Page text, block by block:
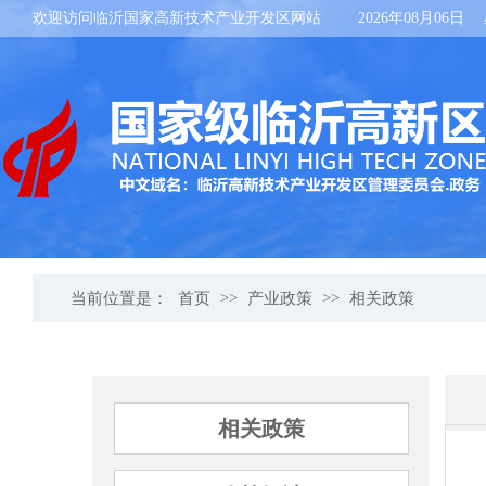
欢迎访问临沂国家高新技术产业开发区网站 2026年08月06日
当前位置是： 首页 >> 产业政策 >> 相关政策
相关政策